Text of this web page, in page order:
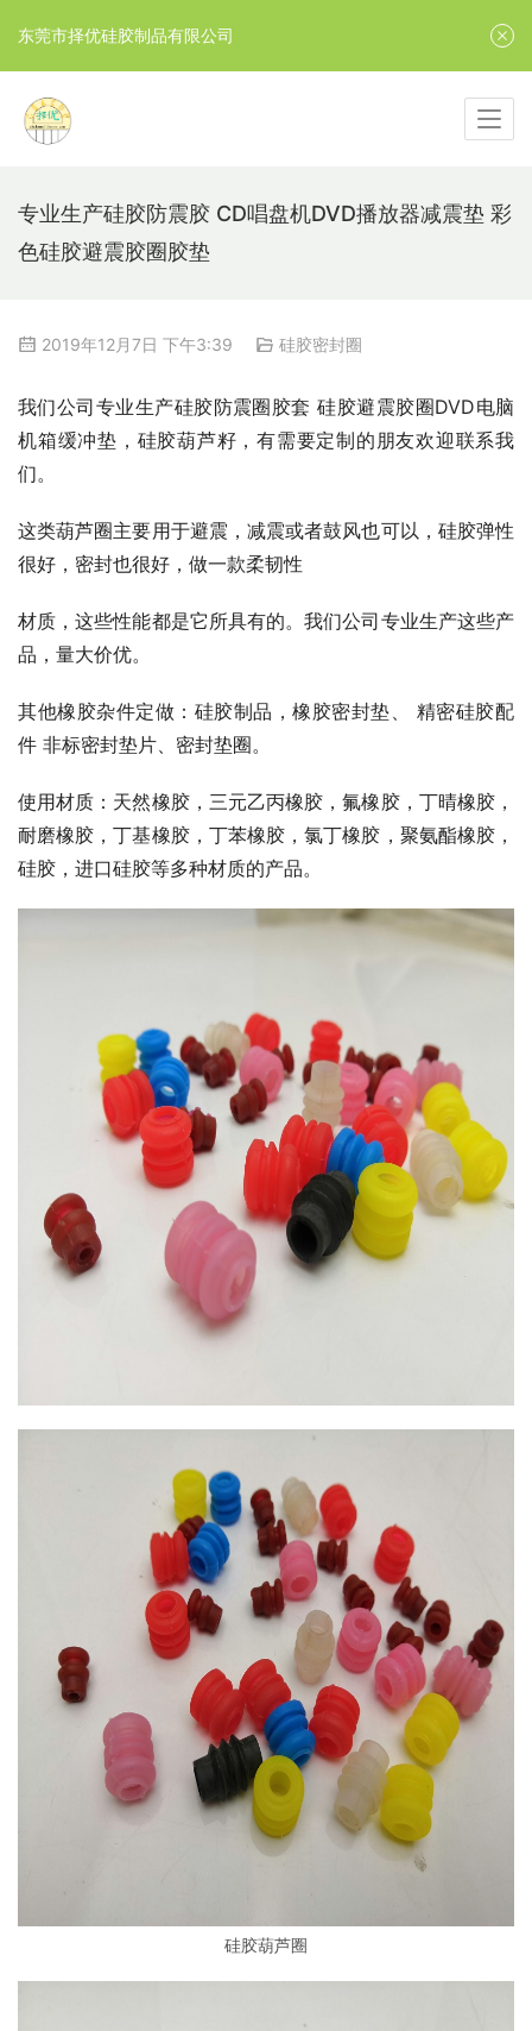
专业生产硅胶防震胶 CD唱盘机DVD播放器减震垫 彩
色硅胶避震胶圈胶垫
2019年12月7日 下午3:39 硅胶密封圈
我们公司专业生产硅胶防震圈胶套 硅胶避震胶圈DVD电脑
机箱缓冲垫，硅胶葫芦籽，有需要定制的朋友欢迎联系我
们。
这类葫芦圈主要用于避震，减震或者鼓风也可以，硅胶弹性
很好，密封也很好，做一款柔韧性
材质，这些性能都是它所具有的。我们公司专业生产这些产
品，量大价优。
其他橡胶杂件定做：硅胶制品，橡胶密封垫、 精密硅胶配
件 非标密封垫片、密封垫圈。
使用材质：天然橡胶，三元乙丙橡胶，氟橡胶，丁晴橡胶，
耐磨橡胶，丁基橡胶，丁苯橡胶，氯丁橡胶，聚氨酯橡胶，
硅胶，进口硅胶等多种材质的产品。
硅胶葫芦圈
东莞市择优硅胶制品有限公司